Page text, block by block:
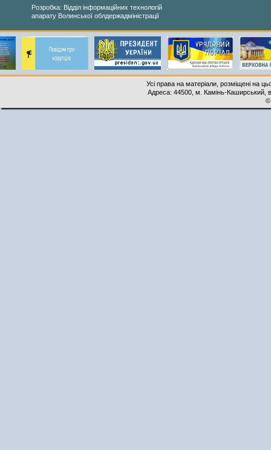
Розробка: Відділ інформаційних технологій
апарату Волинської облдержадміністрації
Усі права на матеріали, розміщені на
Адреса: 44500, м. Камінь-Каширський,
©